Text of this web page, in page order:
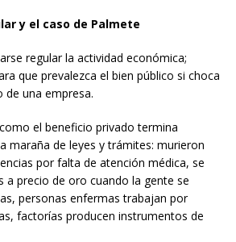
y el caso de Palmete
regular la actividad económica;
que prevalezca el bien público si choca
de una empresa.
el beneficio privado termina
maraña de leyes y trámites: murieron
por falta de atención médica, se
a precio de oro cuando la gente se
personas enfermas trabajan por
factorías producen instrumentos de